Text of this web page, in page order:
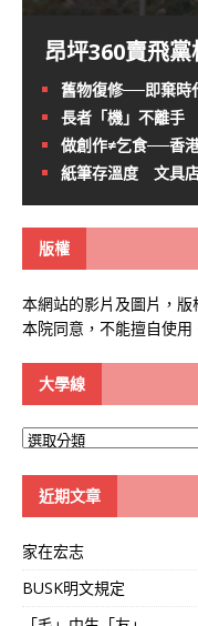
昂坪360賣飛
舊物復修──即棄時
長者「機」不離手
做創作≠乞食──香
紙筆存溫度 文具
版權
本網站的影片及圖片，
本院同意，不能擅自使用
大學線
大
近期文章
家在宏志
BUSK明文規定